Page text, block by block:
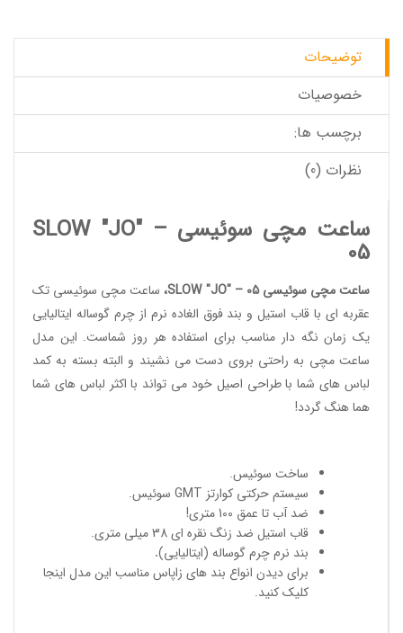
توضیحات
خصوصیات
برچسب ها:
نظرات (0)
ساعت مچی سوئیسی SLOW "JO" –
05
ساعت مچی سوئیسی SLOW "JO" – 05 ، ساعت مچی سوئیسی تک
عقربه ای با قاب استیل و بند فوق الغاده نرم از چرم گوساله ایتالیایی
یک زمان نگه دار مناسب برای استفاده هر روز شماست. این مدل
ساعت مچی به راحتی بروی دست می نشیند و البته بسته به کمد
لباس های شما با طراحی اصیل خود می تواند با اکثر لباس های شما
هما هنگ گردد!
ساخت سوئیس.
سیستم حرکتی کوارتز GMT سوئیس.
ضد آب تا عمق 100 متری!
قاب استیل ضد زنگ نقره ای 38 میلی متری.
بند نرم چرم گوساله (ایتالیایی).
برای دیدن انواع بند های زاپاس مناسب این مدل اینجا
کلیک کنید.